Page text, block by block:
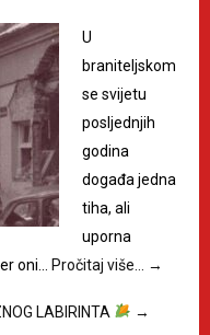
U
braniteljskom
se svijetu
posljednjih
godina
događa jedna
tiha, ali
uporna
oni…
Pročitaj više… →
LABIRINTA →